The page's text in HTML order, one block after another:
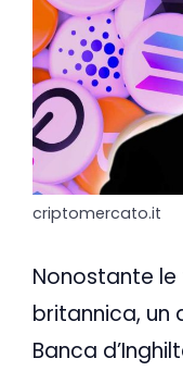
criptomercato.it
Nonostante
britannica, un
Banca